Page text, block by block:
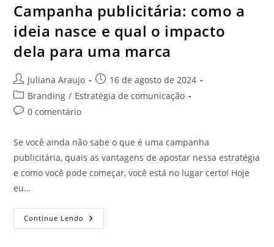
Campanha publicitária: como a
ideia nasce e qual o impacto
dela para uma marca
Juliana Araujo
16 de agosto de 2024
Branding / Estratégia de comunicação
0 comentário
Se você ainda não sabe o que é uma campanha
publicitária, quais as vantagens de apostar nessa estratégia
e como você pode começar, você está no lugar certo! Hoje
eu…
Continue Lendo